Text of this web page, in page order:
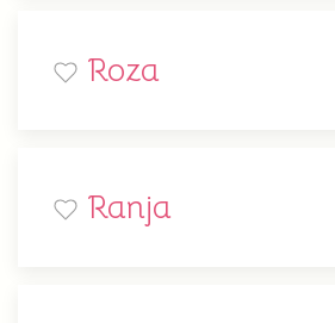
Roza
Ranja